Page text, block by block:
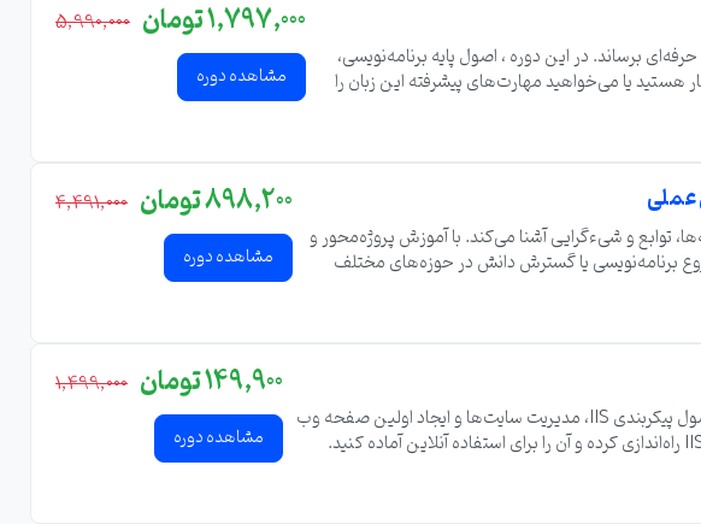
برساند. در این دوره ، اصول پایه برنامه‌نویسی،
یا می‌خواهید مهارت‌های پیشرفته این زبان را
را خواهید داشت.
1,797,000 تومان 5,990,000
مشاهده دوره
عملی
توابع و شیءگرایی آشنا می‌کند. با آموزش پروژه‌محور و
برنامه‌نویسی یا گسترش دانش در حوزه‌های مختلف
898,200 تومان 4,491,000
مشاهده دوره
دوره آموزش IIS شما را با نحوه نصب و راه‌اندازی وب سرور مایکروسافت آشنا می‌کند. در این دوره، با اصول پیکربندی IIS، مدیریت سایت‌ها و ایجاد اولین صفحه وب
149,900 تومان 1,499,000
مشاهده دوره